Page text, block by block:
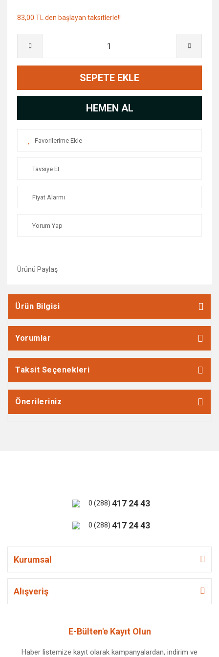
83,00 TL den başlayan taksitlerle!!
SEPETE EKLE
HEMEN AL
Tavsiye Et
Fiyat Alarmı
Yorum Yap
Ürünü Paylaş
Ürün Bilgisi
Yorumlar
Taksit Seçenekleri
Önerileriniz
0 (288) 417 24 43
0 (288) 417 24 43
Kurumsal
Alışveriş
E-Bülten'e Kayıt Olun
Haber listemize kayıt olarak kampanyalardan, indirim ve